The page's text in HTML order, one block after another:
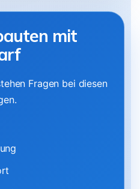
mit
Fragen bei diesen